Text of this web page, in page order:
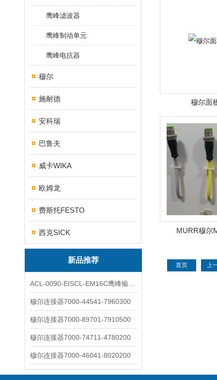
鹰峰滤波器
鹰峰制动单元
鹰峰电抗器
穆尔
施耐德
安科瑞
巴鲁夫
威卡WIKA
欧姆龙
费斯托FESTO
西克SICK
新品推荐
穆尔连接器7000-44541-7960300
穆尔连接器7000-89701-7910500
穆尔连接器7000-74711-4780200
穆尔连接器7000-46041-8020200
穆尔面
MURR穆尔
首页 上